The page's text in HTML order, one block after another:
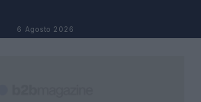
6 Agosto 2026